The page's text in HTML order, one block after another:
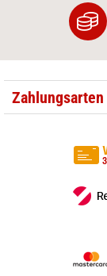
Zahlungsarten